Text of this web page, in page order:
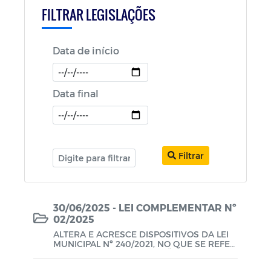
Código Tributário
Política Nacional Aldir Blanc (PNAB)
Decretos COVID-19
Portarias
FILTRAR LEGISLAÇÕES
Data de início
Data final
Filtrar
30/06/2025 - LEI COMPLEMENTAR Nº
02/2025
ALTERA E ACRESCE DISPOSITIVOS DA LEI
MUNICIPAL Nº 240/2021, NO QUE SE REFER